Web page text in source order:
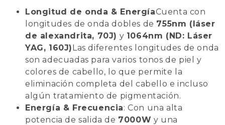
Longitud de onda & EnergíaCuenta con
longitudes de onda dobles de 755nm (láser
de alexandrita, 70J) y 1064nm (ND: Láser
YAG, 160J)Las diferentes longitudes de onda
son adecuadas para varios tonos de piel y
colores de cabello, lo que permite la
eliminación completa del cabello e incluso
algún tratamiento de pigmentación.
Energía & Frecuencia: Con una alta
potencia de salida de 7000W y una